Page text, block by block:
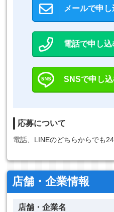
メールで申し
電話で申し込
SNSで申し
応募について
電話、LINEのどちらからでも
店舗・企業情報
店舗・企業名